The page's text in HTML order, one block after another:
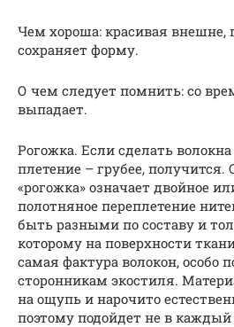
Чем хороша: красивая внешне,
сохраняет форму.
О чем следует помнить: со
выпадает.
Рогожка. Eсли сделать
плетение – грубее, получится.
«рогожка» означает двойное
полотняное переплетение
быть разными по составу и
которому на поверхности
самая фактура волокон, особо
сторонникам экостиля.
на ощупь и нарочито
поэтому подойдет не в каждый